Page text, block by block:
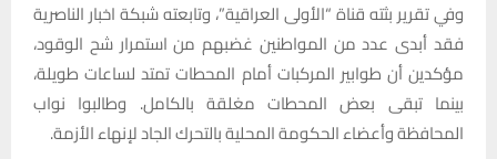
وفي تقرير بثته قناة “الأولى العراقية”، وتابعته شبكة اخبار الناصرية
فقد أبدى عدد من المواطنين غضبهم من استمرار شح الوقود،
مؤكدين أن طوابير المركبات أمام المحطات تمتد لساعات طويلة،
بينما تبقى بعض المحطات مغلقة بالكامل. وطالبوا نواب
المحافظة وأعضاء الحكومة المحلية بالتحرك الجاد لإنهاء الأزمة.